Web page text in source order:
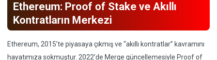
Ethereum: Proof of Stake ve Akıllı
Kontratların Merkezi
Ethereum, 2015’te piyasaya çıkmış ve “akıllı kontratlar” kavramını
hayatımıza sokmuştur. 2022’de Merge güncellemesiyle Proof of